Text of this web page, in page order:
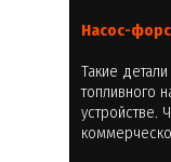
Насос-
Такие
топливного
устройстве.